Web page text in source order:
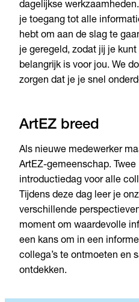
dagelijkse
je toegang tot alle
hebt om aan de slag te
je geregeld, zodat jij je
belangrijk is voor jou. We
zorgen dat je je snel
ArtEZ breed
Als nieuwe medewerker
ArtEZ-gemeenschap.
introductiedag voor alle
Tijdens deze dag leer je
verschillende
moment om waardevolle
een kans om in een
collega’s te ontmoeten en
ontdekken.